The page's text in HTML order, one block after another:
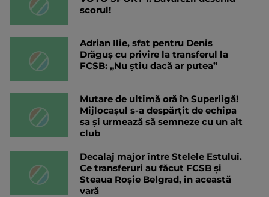
scorul!
Adrian Ilie, sfat pentru Denis
Drăguș cu privire la transferul la
FCSB: „Nu știu dacă ar putea”
Mutare de ultimă oră în Superligă!
Mijlocașul s-a despărțit de echipa
sa și urmează să semneze cu un alt
club
Decalaj major între Stelele Estului.
Ce transferuri au făcut FCSB și
Steaua Roșie Belgrad, în această
vară